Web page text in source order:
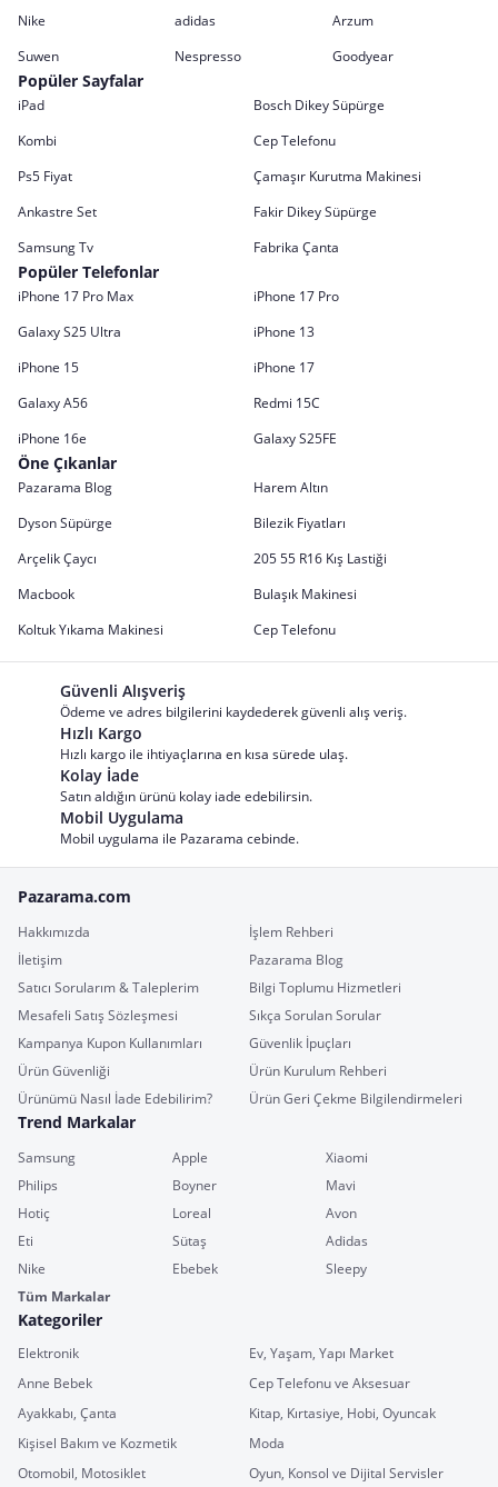
Nike adidas
Arzum
Suwen
Nespresso Goodyear
Popüler Sayfalar
iPad
Bosch Dikey Süpürge
Kombi
Cep Telefonu
Ps5 Fiyat
Çamaşır Kurutma Makinesi
Ankastre Set
Fakir Dikey Süpürge
Samsung Tv
Fabrika Çanta
Popüler Telefonlar
iPhone 17 Pro Max
iPhone 17 Pro
Galaxy S25 Ultra
iPhone 13
iPhone 15
iPhone 17
Galaxy A56
Redmi 15C
iPhone 16e
Galaxy S25FE
Öne Çıkanlar
Pazarama Blog
Harem Altın
Dyson Süpürge
Bilezik Fiyatları
Arçelik Çaycı
205 55 R16 Kış Lastiği
Macbook
Bulaşık Makinesi
Koltuk Yıkama Makinesi
Cep Telefonu
Güvenli Alışveriş
Ödeme ve adres bilgilerini kaydederek güvenli alış veriş.
Hızlı Kargo
Hızlı kargo ile ihtiyaçlarına en kısa sürede ulaş.
Kolay İade
Satın aldığın ürünü kolay iade edebilirsin.
Mobil Uygulama
Mobil uygulama ile Pazarama cebinde.
Pazarama.com
Hakkımızda
İşlem Rehberi
İletişim
Pazarama Blog
Satıcı Sorularım & Taleplerim
Bilgi Toplumu Hizmetleri
Mesafeli Satış Sözleşmesi
Sıkça Sorulan Sorular
Kampanya Kupon Kullanımları
Güvenlik İpuçları
Ürün Güvenliği
Ürün Kurulum Rehberi
Ürünümü Nasıl İade Edebilirim?
Ürün Geri Çekme Bilgilendirmeleri
Trend Markalar
Samsung Apple
Xiaomi
Philips
Boyner
Mavi
Hotiç
Loreal
Avon
Eti
Sütaş
Adidas
Nike
Ebebek
Sleepy
Tüm Markalar
Kategoriler
Elektronik
Ev, Yaşam, Yapı Market
Anne Bebek
Cep Telefonu ve Aksesuar
Ayakkabı, Çanta
Kitap, Kırtasiye, Hobi, Oyuncak
Kişisel Bakım ve Kozmetik
Moda
Otomobil, Motosiklet
Oyun, Konsol ve Dijital Servisler